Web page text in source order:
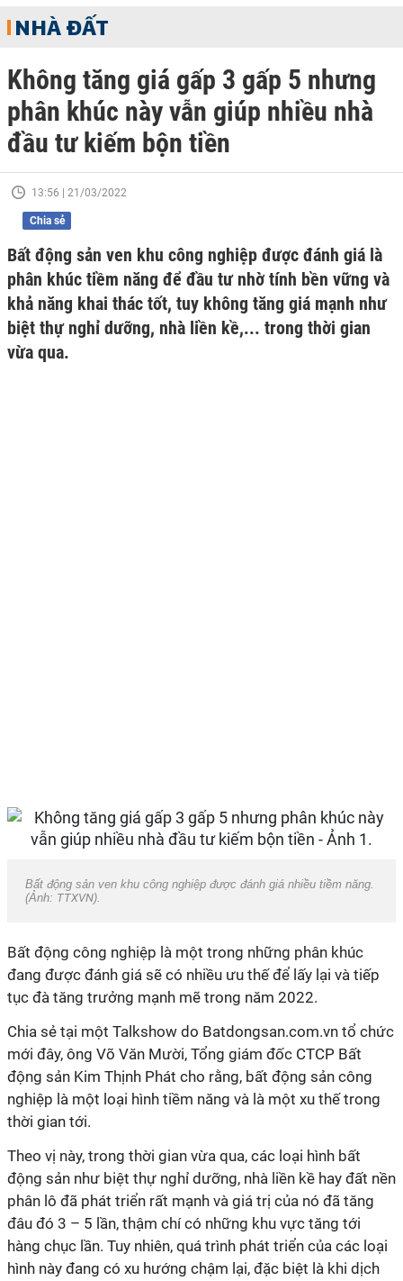
NHÀ ĐẤT
Không tăng giá gấp 3 gấp 5 nhưng
phân khúc này vẫn giúp nhiều nhà
đầu tư kiếm bộn tiền
13:56 | 21/03/2022
Chia sẻ
Bất động sản ven khu công nghiệp được đánh giá là
phân khúc tiềm năng để đầu tư nhờ tính bền vững và
khả năng khai thác tốt, tuy không tăng giá mạnh như
biệt thự nghỉ dưỡng, nhà liền kề,... trong thời gian
vừa qua.
Bất động sản ven khu công nghiệp được đánh giá nhiều tiềm năng.
(Ảnh: TTXVN).
Bất động công nghiệp là một trong những phân khúc
đang được đánh giá sẽ có nhiều ưu thế để lấy lại và tiếp
tục đà tăng trưởng mạnh mẽ trong năm 2022.
Chia sẻ tại một Talkshow do Batdongsan.com.vn tổ chức
mới đây, ông Võ Văn Mười, Tổng giám đốc CTCP Bất
động sản Kim Thịnh Phát cho rằng, bất động sản công
nghiệp là một loại hình tiềm năng và là một xu thế trong
thời gian tới.
Theo vị này, trong thời gian vừa qua, các loại hình bất
động sản như biệt thự nghỉ dưỡng, nhà liền kề hay đất nền
phân lô đã phát triển rất mạnh và giá trị của nó đã tăng
đâu đó 3 – 5 lần, thậm chí có những khu vực tăng tới
hàng chục lần. Tuy nhiên, quá trình phát triển của các loại
hình này đang có xu hướng chậm lại, đặc biệt là khi dịch